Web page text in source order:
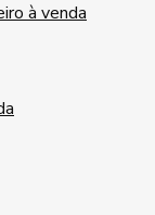
à venda